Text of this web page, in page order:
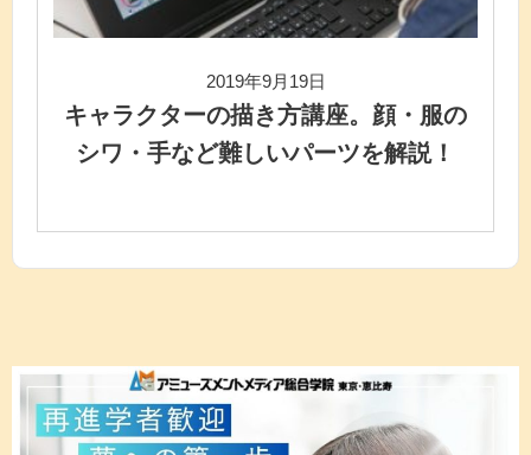
2019年9月19日
キャラクターの描き方講座。顔・服の
シワ・手など難しいパーツを解説！